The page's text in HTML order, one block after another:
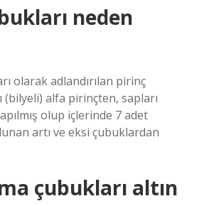
neden
olarak adlandırılan pirinç
alfa pirinçten, sapları
olup içlerinde 7 adet
artı ve eksi çubuklardan
çubukları altın